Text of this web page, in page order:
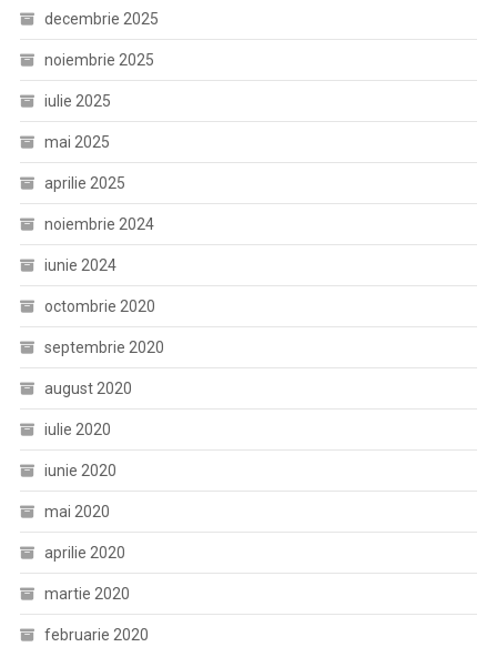
decembrie 2025
noiembrie 2025
iulie 2025
mai 2025
aprilie 2025
noiembrie 2024
iunie 2024
octombrie 2020
septembrie 2020
august 2020
iulie 2020
iunie 2020
mai 2020
aprilie 2020
martie 2020
februarie 2020